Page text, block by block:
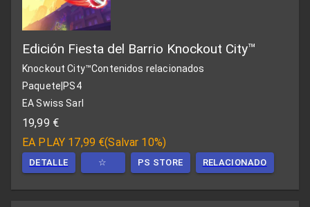
Edición Fiesta del Barrio Knockout City™
Knockout City™Contenidos relacionados
Paquete PS4
EA Swiss Sarl
19,99 €
EA PLAY 17,99 €(Salvar 10%)
DETALLE ☆ PS STORE RELACIONADO